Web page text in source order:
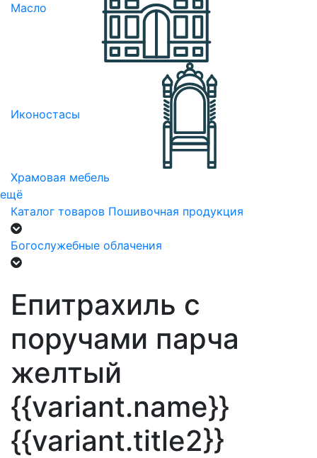
Масло
Иконостасы
Храмовая мебель
ещё
Каталог товаров Пошивочная продукция
Богослужебные облачения
Епитрахиль с
поручами парча
желтый
{{variant.name}}
{{variant.title2}}